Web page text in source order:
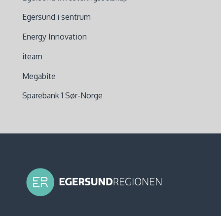
Egersund i sentrum
Energy Innovation
iteam
Megabite
Sparebank 1 Sør-Norge